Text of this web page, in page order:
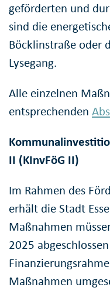
geförderten und
sind die
Böcklinstraße oder
Lysegang.
Alle einzelnen
entsprechenden
II (KInvFöG II)
Im Rahmen des
erhält die Stadt
Maßnahmen
2025
Maßnahmen